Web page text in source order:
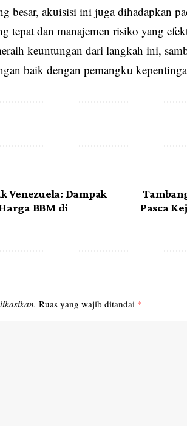
besar, akuisisi ini juga dihadapkan
tepat dan manajemen risiko yang
keuntungan dari langkah ini,
baik dengan pemangku
Venezuela: Dampak
BBM di
Pasca
Ruas yang wajib ditandai *